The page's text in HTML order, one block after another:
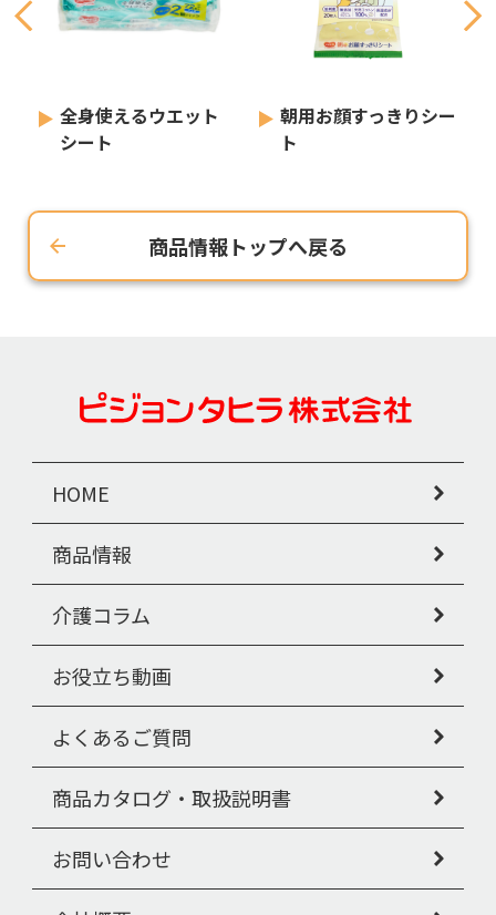
全身使えるウエット
シート
朝用お顔すっきりシー
ト
商品情報トップへ戻る
HOME
商品情報
介護コラム
お役立ち動画
よくあるご質問
商品カタログ・取扱説明書
お問い合わせ